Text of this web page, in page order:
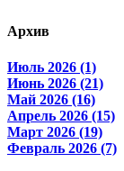
Архив
Июль 2026 (1)
Июнь 2026 (21)
Май 2026 (16)
Апрель 2026 (15)
Март 2026 (19)
Февраль 2026 (7)